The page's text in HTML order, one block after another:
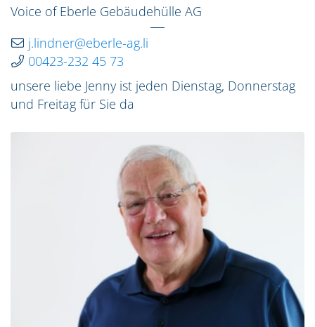
Voice of Eberle Gebäudehülle AG
j.lindner@eberle-ag.li
00423-232 45 73
unsere liebe Jenny ist jeden Dienstag, Donnerstag
und Freitag für Sie da